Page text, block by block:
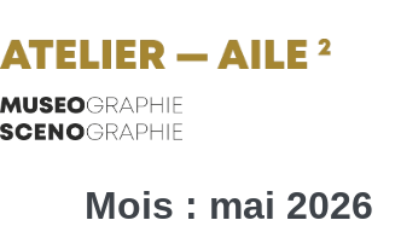
Mois : mai 2026